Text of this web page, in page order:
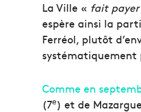
La Ville « fait
espère ainsi la
Ferréol, plutôt
systématiquement
Comme en
(7e) et de